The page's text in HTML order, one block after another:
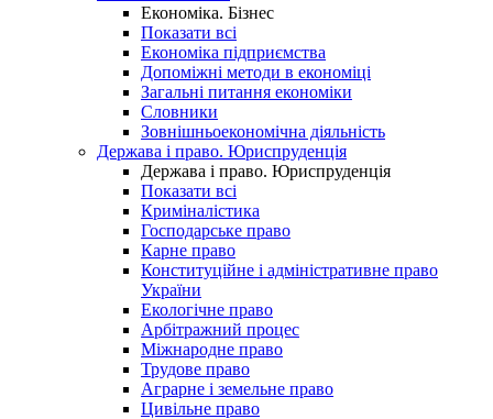
Економіка. Бізнес
Показати всі
Економіка підприємства
Допоміжні методи в економіці
Загальні питання економіки
Словники
Зовнішньоекономічна діяльність
Держава і право. Юриспруденція
Держава і право. Юриспруденція
Показати всі
Криміналістика
Господарське право
Карне право
Конституційне і адміністративне право
України
Екологічне право
Арбітражний процес
Міжнародне право
Трудове право
Аграрне і земельне право
Цивільне право